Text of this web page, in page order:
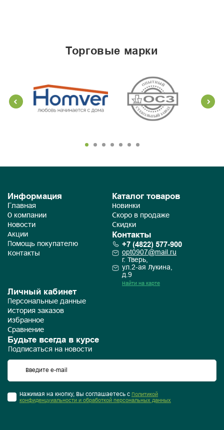
торговые марки
Информация
Главная
О компании
Новости
Акции
Помощь покупателю
Контакты
Каталог товаров
Новинки
Скоро в продаже
Скидки
Контакты
+7 (4822) 577-900
opt0907@mail.ru
г. Тверь,
ул.2-ая Лукина,
д.9
Найти на карте
Личный кабинет
Персональные данные
История заказов
Избранное
Сравнение
Будьте всегда в курсе
Подписаться на новости
Нажимая на кнопку, Вы соглашаетесь с Политикой
конфиденцуиальности и обработкой персональных данных